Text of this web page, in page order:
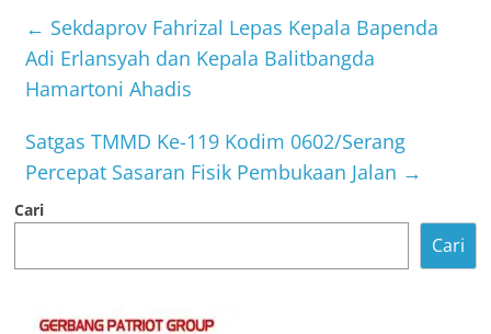
← Sekdaprov Fahrizal Lepas Kepala Bapenda
Adi Erlansyah dan Kepala Balitbangda
Hamartoni Ahadis
Satgas TMMD Ke-119 Kodim 0602/Serang
Percepat Sasaran Fisik Pembukaan Jalan →
Cari
Cari